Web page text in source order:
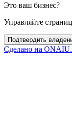
Это ваш бизнес?
Управляйте
Подтвердить
Сделано на